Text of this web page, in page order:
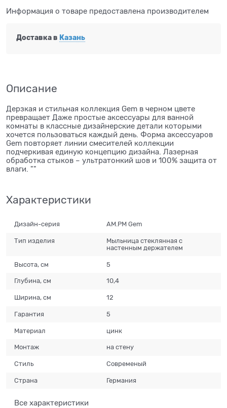
Информация о товаре предоставлена производителем
Доставка в Казань
Описание
Дерзкая и стильная коллекция Gem в черном цвете
превращает Даже простые аксессуары для ванной
комнаты в классные дизайнерские детали которыми
хочется пользоваться каждый день. Форма аксессуаров
Gem повторяет линии смесителей коллекции
подчеркивая единую концепцию дизайна. Лазерная
обработка стыков – ультратонкий шов и 100% защита от
влаги. ""
Характеристики
Дизайн-серия AM.PM Gem
Тип изделия
Мыльница стеклянная с
настенным держателем
Высота, см 5
Глубина, см 10,4
Ширина, см 12
Гарантия 5
Материал цинк
Монтаж на стену
Стиль Современый
Страна Германия
Все характеристики